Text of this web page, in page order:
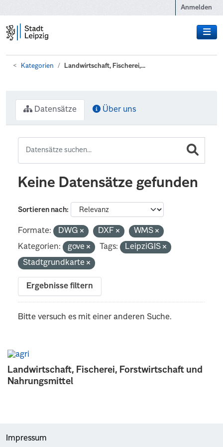
Anmelden
Kategorien Landwirtschaft, Fischerei,...
Landwirtschaft, Fischerei, Forstwirtschaft und
Nahrungsmittel
Datensätze Über uns
Keine Datensätze gefunden
Sortieren nach
Formate: DWG DXF
WMS
Kategorien:
gove Tags:
LeipziGIS
Stadtgrundkarte
Ergebnisse filtern
Bitte versuch es mit einer anderen Suche.
Impressum